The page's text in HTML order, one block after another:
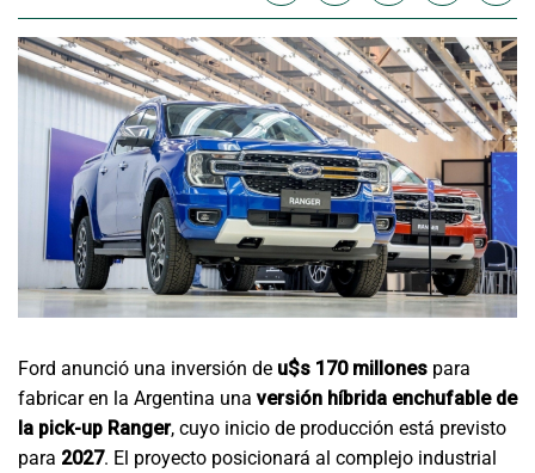
Ford anunció una inversión de u$s 170 millones para
fabricar en la Argentina una versión híbrida enchufable de
la pick-up Ranger, cuyo inicio de producción está previsto
para 2027. El proyecto posicionará al complejo industrial